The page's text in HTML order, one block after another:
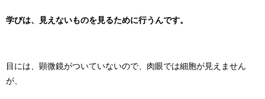
学びは、見えないものを見るために行うんです。
目には、顕微鏡がついていないので、肉眼では細胞が見えません
が、